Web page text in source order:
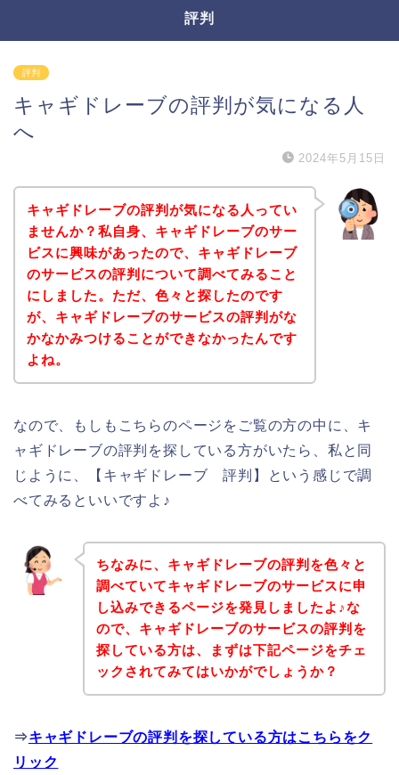
評判
評判
キャギドレーブの評判が気になる人
へ
2024年5月15日
キャギドレーブの評判が気になる人ってい
ませんか？私自身、キャギドレーブのサー
ビスに興味があったので、キャギドレーブ
のサービスの評判について調べてみること
にしました。ただ、色々と探したのです
が、キャギドレーブのサービスの評判がな
かなかみつけることができなかったんです
よね。
なので、もしもこちらのページをご覧の方の中に、キ
ャギドレーブの評判を探している方がいたら、私と同
じように、【キャギドレーブ 評判】という感じで調
べてみるといいですよ♪
ちなみに、キャギドレーブの評判を色々と
調べていてキャギドレーブのサービスに申
し込みできるページを発見しましたよ♪な
ので、キャギドレーブのサービスの評判を
探している方は、まずは下記ページをチェ
ックされてみてはいかがでしょうか？
⇒キャギドレーブの評判を探している方はこちらをク
リック